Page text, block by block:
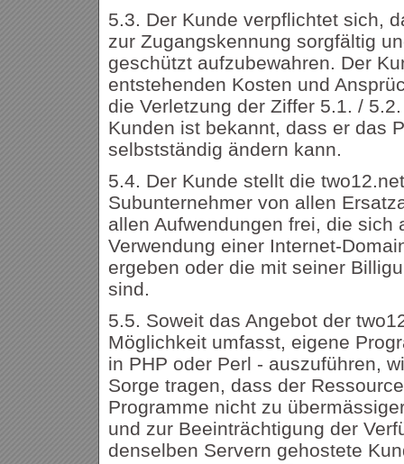
5.3. Der Kunde verpflichtet sich,
zur Zugangskennung sorgfältig
geschützt aufzubewahren. Der
entstehenden Kosten und
die Verletzung der Ziffer 5.1. /
Kunden ist bekannt, dass er das
selbstständig ändern kann.
5.4. Der Kunde stellt die
Subunternehmer von allen
allen Aufwendungen frei, die sich
Verwendung einer Internet-
ergeben oder die mit seiner
sind.
5.5. Soweit das Angebot der
Möglichkeit umfasst, eigene
in PHP oder Perl - auszuführen,
Sorge tragen, dass der
Programme nicht zu
und zur Beeinträchtigung der
denselben Servern gehostete